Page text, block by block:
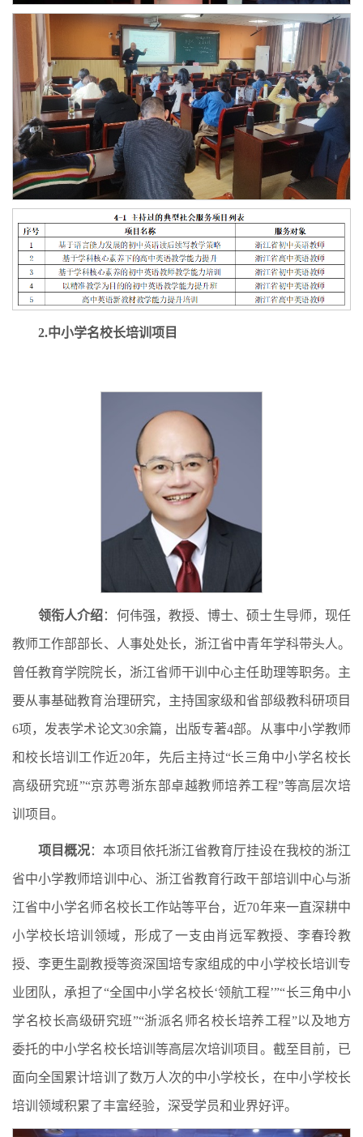
2.中小学名校长培训项目
领衔人介绍：何伟强，教授、博士、硕士生导师，现任
教师工作部部长、人事处处长，浙江省中青年学科带头人。
曾任教育学院院长，浙江省师干训中心主任助理等职务。主
要从事基础教育治理研究，主持国家级和省部级教科研项目
6项，发表学术论文30余篇，出版专著4部。从事中小学教师
和校长培训工作近20年，先后主持过“长三角中小学名校长
高级研究班”“京苏粤浙东部卓越教师培养工程”等高层次培
训项目。
项目概况：本项目依托浙江省教育厅挂设在我校的浙江
省中小学教师培训中心、浙江省教育行政干部培训中心与浙
江省中小学名师名校长工作站等平台，近70年来一直深耕中
小学校长培训领域，形成了一支由肖远军教授、李春玲教
授、李更生副教授等资深国培专家组成的中小学校长培训专
业团队，承担了“全国中小学名校长‘领航工程’”“长三角中小
学名校长高级研究班”“浙派名师名校长培养工程”以及地方
委托的中小学名校长培训等高层次培训项目。截至目前，已
面向全国累计培训了数万人次的中小学校长，在中小学校长
培训领域积累了丰富经验，深受学员和业界好评。